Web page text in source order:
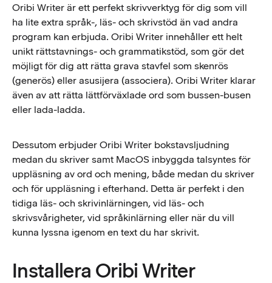
Oribi Writer är ett perfekt skrivverktyg för dig som vill
ha lite extra språk-, läs- och skrivstöd än vad andra
program kan erbjuda. Oribi Writer innehåller ett helt
unikt rättstavnings- och grammatikstöd, som gör det
möjligt för dig att rätta grava stavfel som skenrös
(generös) eller asusijera (associera). Oribi Writer klarar
även av att rätta lättförväxlade ord som bussen-busen
eller lada-ladda.
Dessutom erbjuder Oribi Writer bokstavsljudning
medan du skriver samt MacOS inbyggda talsyntes för
uppläsning av ord och mening, både medan du skriver
och för uppläsning i efterhand. Detta är perfekt i den
tidiga läs- och skrivinlärningen, vid läs- och
skrivsvårigheter, vid språkinlärning eller när du vill
kunna lyssna igenom en text du har skrivit.
Installera Oribi Writer